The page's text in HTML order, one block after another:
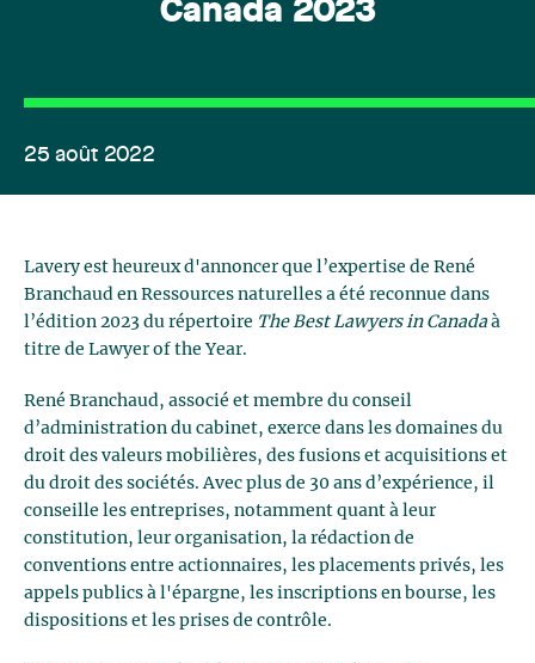
Canada 2023
25 août 2022
Lavery est heureux d'annoncer que l’expertise de René
Branchaud en Ressources naturelles a été reconnue dans
l’édition 2023 du répertoire The Best Lawyers in Canadaà
titre de Lawyer of the Year.
René Branchaud, associé et membre du conseil
d’administration du cabinet, exerce dans les domaines du
droit des valeurs mobilières, des fusions et acquisitions et
du droit des sociétés. Avec plus de 30 ans d’expérience, il
conseille les entreprises, notamment quant à leur
constitution, leur organisation, la rédaction de
conventions entre actionnaires, les placements privés, les
appels publics à l'épargne, les inscriptions en bourse, les
dispositions et les prises de contrôle.